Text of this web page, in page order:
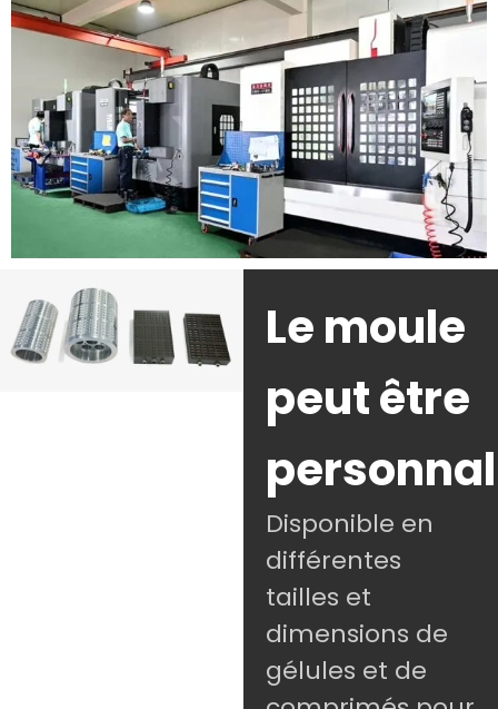
Le moule
peut être
Disponible en
différentes
tailles et
dimensions de
gélules et de